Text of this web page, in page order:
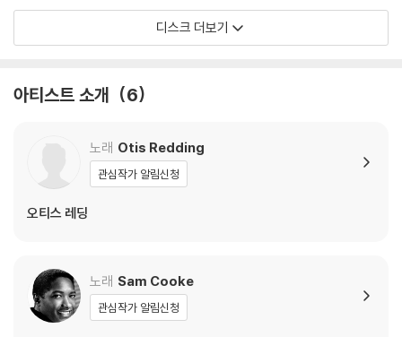
2) 디스크는 정전기와 먼지로 인해 재생이 원활하지 않은 경우가 있습니
다. 전용 제품으로 이를 제거하면 대부분 해결됩니다.
※ 디스크 외관 불량
렁거리거나 휘어지는 경우가 있습니다.
재생이 불안정한 경우 스태빌라이저를 사용하시면 좀 더 안정적인 재생이
가능합니다.
2) 재생 음역의 왜곡을 최소화 하고 반복 재생시에도 최대한 일관되게 유
지되도록 디스크 센터 홀 구경이 작게 제작되는 경우가 있습니다. 턴테이
하시면 해결됩니다.
3) 디스크에 미세한 잔 흠집이 남아있거나 인쇄 면이 깨끗하지 않은 경우
가 있으며, 이는 상품의 불량이 아닙니다. 단, 재생에 이상이 있는 경우에는
디스크 더보기
아티스트 소개 6
노래 Otis Redding
관심작가 알림신청
오티스 레딩
노래 Sam Cooke
관심작가 알림신청